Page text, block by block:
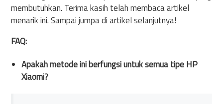
membutuhkan. Terima kasih telah membaca artikel
menarik ini. Sampai jumpa di artikel selanjutnya!
FAQ:
Apakah metode ini berfungsi untuk semua tipe HP
Xiaomi?